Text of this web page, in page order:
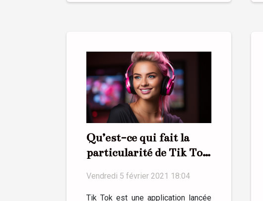
Qu’est-ce qui fait la
particularité de Tik Tok
Vendredi 5 février 2021 18:04
Tik Tok est une application lancée